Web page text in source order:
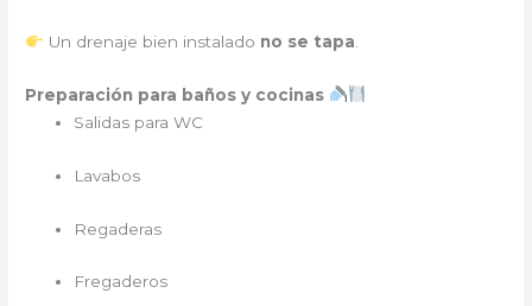
Un drenaje bien instalado no se tapa
Preparación para baños y cocinas
Salidas para WC
Lavabos
Regaderas
Fregaderos